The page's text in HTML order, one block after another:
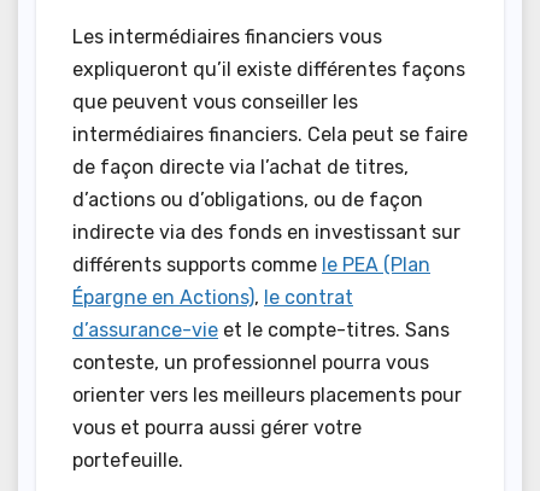
Les intermédiaires financiers vous
expliqueront qu’il existe différentes façons
que peuvent vous conseiller les
intermédiaires financiers. Cela peut se faire
de façon directe via l’achat de titres,
d’actions ou d’obligations, ou de façon
indirecte via des fonds en investissant sur
différents supports comme le PEA (Plan
Épargne en Actions), le contrat
d’assurance-vie et le compte-titres. Sans
conteste, un professionnel pourra vous
orienter vers les meilleurs placements pour
vous et pourra aussi gérer votre
portefeuille.